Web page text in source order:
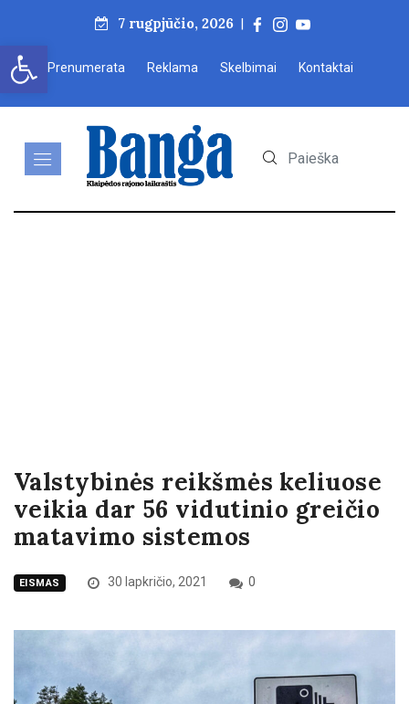
Open toolbar
7 rugpjūčio, 2026 |
Prenumerata Reklama Skelbimai Kontaktai
Valstybinės reikšmės keliuose
veikia dar 56 vidutinio greičio
matavimo sistemos
EISMAS 30 lapkričio, 2021 0